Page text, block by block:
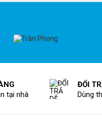
tại nhà
ĐỔI
Dùng